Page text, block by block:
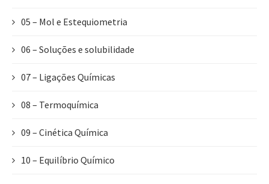
05 – Mol e Estequiometria
06 – Soluções e solubilidade
07 – Ligações Químicas
08 – Termoquímica
09 – Cinética Química
10 – Equilíbrio Químico